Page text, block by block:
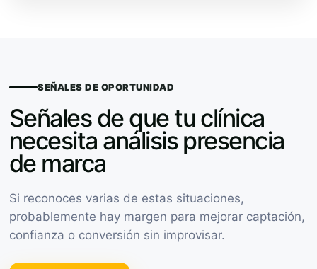
SEÑALES DE OPORTUNIDAD
Señales de que tu clínica
necesita análisis presencia
de marca
Si reconoces varias de estas situaciones,
probablemente hay margen para mejorar captación,
confianza o conversión sin improvisar.